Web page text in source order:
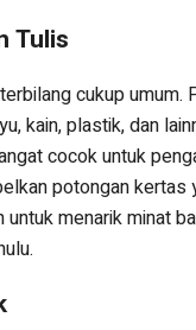
Tulis
cukup
kain, plastik, dan
cocok untuk
potongan kertas
untuk menarik minat